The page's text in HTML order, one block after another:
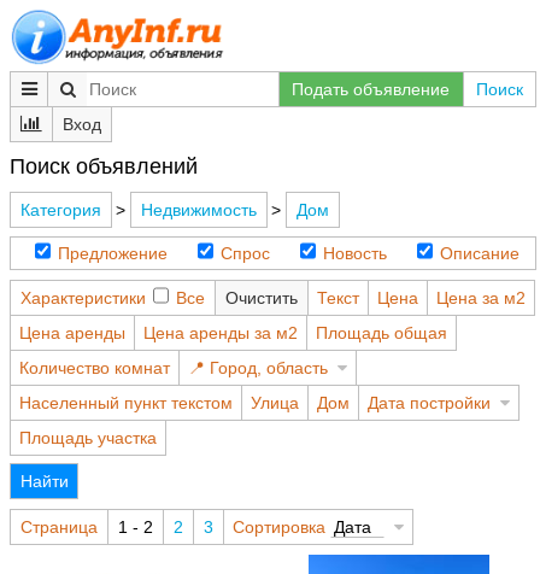
Подать объявление
Поиск
Вход
Поиск объявлений
Категория > Недвижимость > Дом
Предложение Спрос Новость Описание
Характеристики Все Очистить Текст Цена
Цена за м2
Цена аренды
Цена аренды за м2
Площадь общая
Количество комнат
Город, область
Населенный пункт текстом
Улица Дом
Дата постройки
Площадь участка
Найти
Страница 1 - 2 2 3 Сортировка Дата